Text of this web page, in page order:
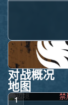
对战概况
地图
1 禁